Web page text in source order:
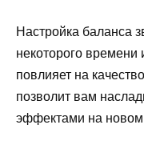
Настройка баланса
некоторого времени
повлияет на
позволит вам
эффектами на новом